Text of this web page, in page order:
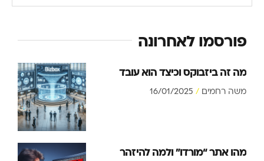
פורסמו לאחרונה
מה זה ביזבוקס וכיצד הוא עובד
משה רחמים
מהו אתר “מורדו” ולמה להיזהר